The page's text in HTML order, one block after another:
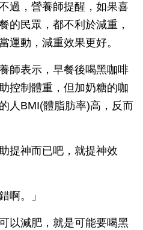
過，營養師提醒，如果喜
的民眾，都不利於減重，
運動，減重效果更好。
師表示，早餐後喝黑咖啡
控制體重，但加奶糖的咖
人BMI(體脂肪率)高，反而
提神而已吧，就提神效
啊。」
以減肥，就是可能要喝黑